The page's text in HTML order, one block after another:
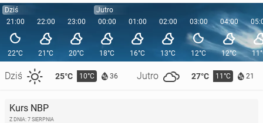
Dziś
21:00
22°C
Dziś 25°C 10°C 36 Jutro 27°C 11°C 21
22:00
21°C
23:00
20°C
Jutro
00:00
18°C
01:00
16°C
02:00
13°C
03:00
12°C
04:00
12°C
Kurs NBP
Z DNIA: 7 SIERPNIA